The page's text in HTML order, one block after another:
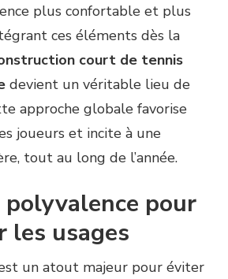
plus confortable et plus
ces éléments dès la
court de tennis
devient un véritable lieu de
approche globale favorise
joueurs et incite à une
tout au long de l’année.
polyvalence pour
usages
un atout majeur pour éviter